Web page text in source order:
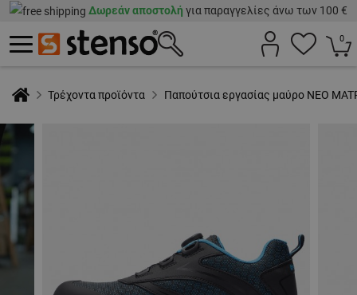
Δωρεάν αποστολή για παραγγελίες άνω των 100 €
0
Τρέχοντα προϊόντα Παπούτσια εργασίας μαύρο NEO